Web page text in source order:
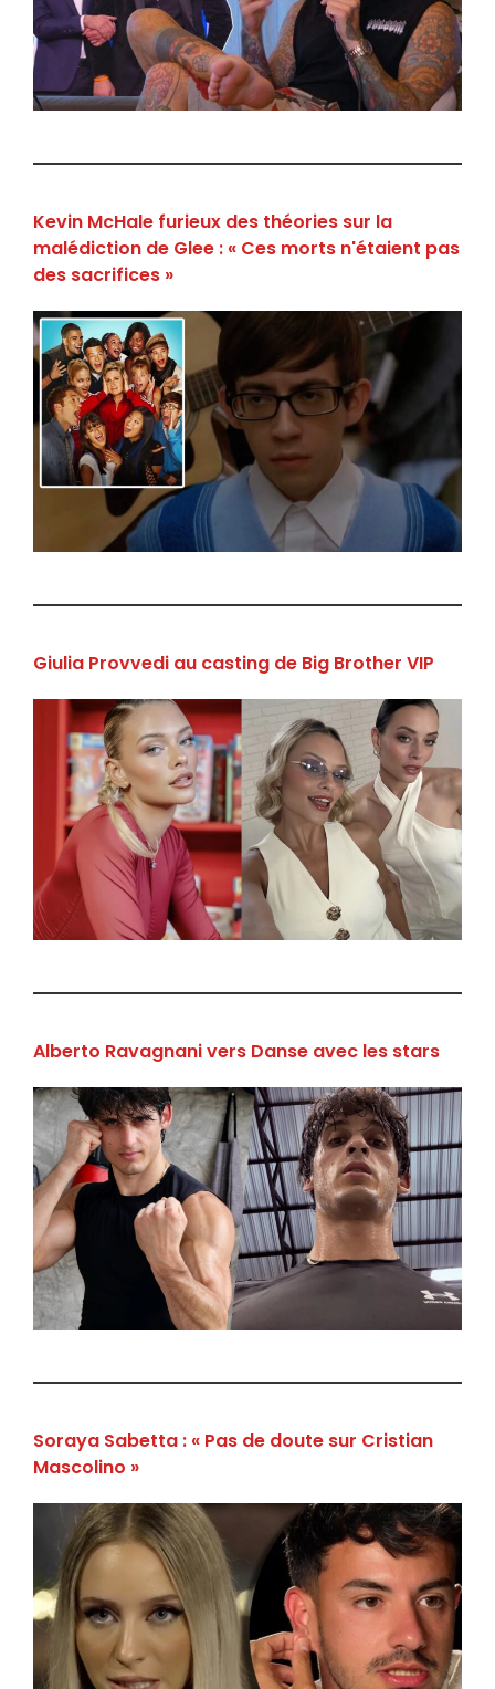
Kevin McHale furieux des théories sur la
malédiction de Glee : « Ces morts n'étaient pas
des sacrifices »
Giulia Provvedi au casting de Big Brother VIP
Alberto Ravagnani vers Danse avec les stars
Soraya Sabetta : « Pas de doute sur Cristian
Mascolino »